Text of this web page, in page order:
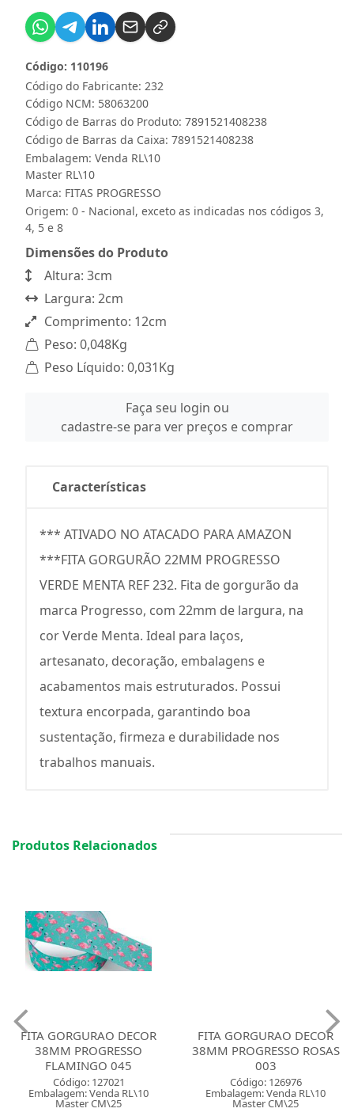
Código do Fabricante: 232
Código: 110196
Código NCM: 58063200
Código de Barras do Produto: 7891521408238
Código de Barras da Caixa: 7891521408238
Embalagem: Venda RL\10
Master RL\10
Marca: FITAS PROGRESSO
Origem: 0 - Nacional, exceto as indicadas nos códigos 3,
4, 5 e 8
Dimensões do Produto
Altura: 3cm
Largura: 2cm
Comprimento: 12cm
Peso: 0,048Kg
Peso Líquido: 0,031Kg
Faça seu login ou
cadastre-se para ver preços e comprar
Características
*** ATIVADO NO ATACADO PARA AMAZON
***FITA GORGURÃO 22MM PROGRESSO
VERDE MENTA REF 232. Fita de gorgurão da
marca Progresso, com 22mm de largura, na
cor Verde Menta. Ideal para laços,
artesanato, decoração, embalagens e
acabamentos mais estruturados. Possui
textura encorpada, garantindo boa
sustentação, firmeza e durabilidade nos
trabalhos manuais.
Produtos Relacionados
FITA GORGURAO DECOR
38MM PROGRESSO
FLAMINGO 045
Código: 127021
Embalagem: Venda RL\10
Master CM\25
FITA GORGURAO DECOR
38MM PROGRESSO ROSAS
003
Código: 126976
Embalagem: Venda RL\10
Master CM\25